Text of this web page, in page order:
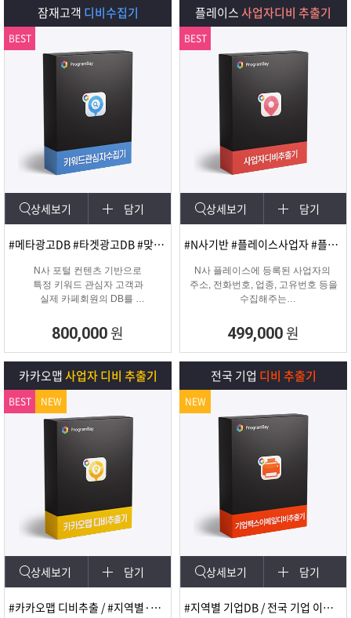
수를 늘릴 수 있습니다.
잠재고객 디비수집기
상세보기 담기
#메타광고DB #타겟광고DB #맞춤DB
N사 포털 컨텐츠 기반으로
특정 키워드 관심자 고객과
실제 카페회원의 DB를
800,000 원
BEST
플레이스사업자디비 추출기
상세보기 담기
#N사기반 #플레이스사업자 #플레이스신규사업자
N사 플레이스에 등록된 사업자의
주소, 전화번호, 업종, 고유번호 등을
수집해주는
추출 수집 프로그램
499,000 원
BEST
카카오맵사업자 디비 추출기
상세보기 담기
#카카오맵 디비추출 / #지역별·키워드별 DB 추출
BEST NEW
전국 기업 디비 추출기
상세보기 담기
#지역별 기업DB / 전국 기업 이메일 및 팩스
NEW